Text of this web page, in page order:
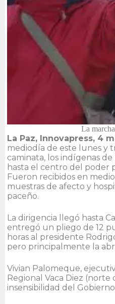
La
La Paz, Innovapress, 4
mediodía de este lunes y
caminata, los indígenas
hasta el centro del poder
Fueron recibidos en
muestras de afecto y
paceño.
La dirigencia llegó hasta
entregó un pliego de 12
horas al presidente
pero principalmente la
Vivian Palomeque,
Regional Vaca Diez
insensibilidad del